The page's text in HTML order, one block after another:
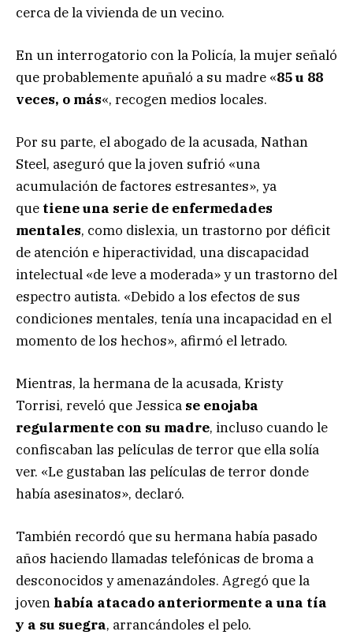
cerca de la vivienda de un vecino.
En un interrogatorio con la Policía, la mujer señaló
que probablemente apuñaló a su madre «85 u 88
veces, o más«, recogen medios locales.
Por su parte, el abogado de la acusada, Nathan
Steel, aseguró que la joven sufrió «una
acumulación de factores estresantes», ya
que tiene una serie de enfermedades
mentales, como dislexia, un trastorno por déficit
de atención e hiperactividad, una discapacidad
intelectual «de leve a moderada» y un trastorno del
espectro autista. «Debido a los efectos de sus
condiciones mentales, tenía una incapacidad en el
momento de los hechos», afirmó el letrado.
Mientras, la hermana de la acusada, Kristy
Torrisi, reveló que Jessica se enojaba
regularmente con su madre, incluso cuando le
confiscaban las películas de terror que ella solía
ver. «Le gustaban las películas de terror donde
había asesinatos», declaró.
También recordó que su hermana había pasado
años haciendo llamadas telefónicas de broma a
desconocidos y amenazándoles. Agregó que la
joven había atacado anteriormente a una tía
y a su suegra, arrancándoles el pelo.